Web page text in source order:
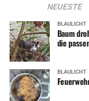
NEUESTE
BLAULICHT
Baum
die
BLAULICHT